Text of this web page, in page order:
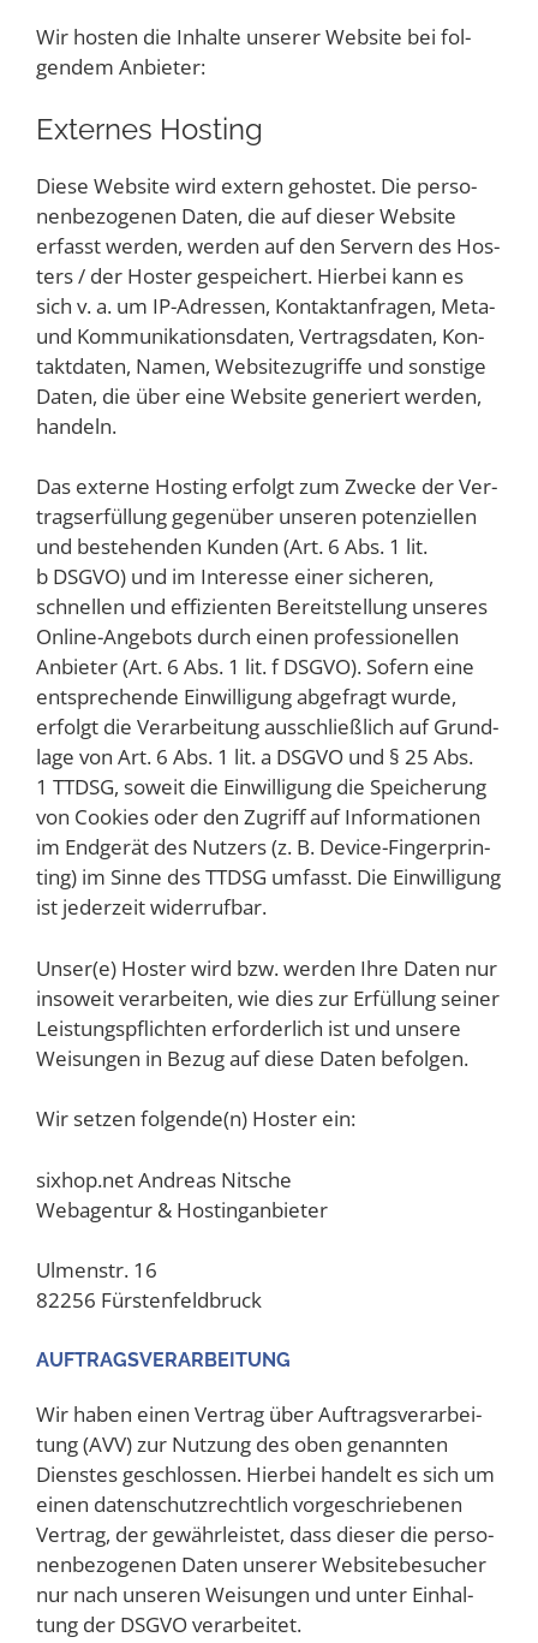
Wir hos­ten die Inhal­te unse­rer Web­site bei fol­
gen­dem Anbieter:
Exter­nes Hosting
Die­se Web­site wird extern gehos­tet. Die per­so­
nen­be­zo­ge­nen Daten, die auf die­ser Web­site
erfasst wer­den, wer­den auf den Ser­vern des Hos­
ters / der Hos­ter gespei­chert. Hier­bei kann es
sich v. a. um IP-Adres­sen, Kon­takt­an­fra­gen, Meta-
und Kom­mu­ni­ka­ti­ons­da­ten, Ver­trags­da­ten, Kon­
takt­da­ten, Namen, Web­site­zu­grif­fe und sons­ti­ge
Daten, die über eine Web­site gene­riert wer­den,
handeln.
Das exter­ne Hos­ting erfolgt zum Zwe­cke der Ver­
trags­er­fül­lung gegen­über unse­ren poten­zi­el­len
und bestehen­den Kun­den (Art. 6 Abs. 1 lit.
b DSGVO) und im Inter­es­se einer siche­ren,
schnel­len und effi­zi­en­ten Bereit­stel­lung unse­res
Online-Ange­bots durch einen pro­fes­sio­nel­len
Anbie­ter (Art. 6 Abs. 1 lit. f DSGVO). Sofern eine
ent­spre­chen­de Ein­wil­li­gung abge­fragt wur­de,
erfolgt die Ver­ar­bei­tung aus­schließ­lich auf Grund­
la­ge von Art. 6 Abs. 1 lit. a DSGVO und § 25 Abs.
1 TTDSG, soweit die Ein­wil­li­gung die Spei­che­rung
von Coo­kies oder den Zugriff auf Infor­ma­tio­nen
im End­ge­rät des Nut­zers (z. B. Device-Fin­ger­prin­
ting) im Sin­ne des TTDSG umfasst. Die Ein­wil­li­gung
ist jeder­zeit widerrufbar.
Unser(e) Hos­ter wird bzw. wer­den Ihre Daten nur
inso­weit ver­ar­bei­ten, wie dies zur Erfül­lung sei­ner
Leis­tungs­pflich­ten erfor­der­lich ist und unse­re
Wei­sun­gen in Bezug auf die­se Daten befolgen.
Wir set­zen folgende(n) Hos­ter ein:
six​hop​.net Andre­as Nitsche
Web­agen­tur & Hostinganbieter
Ulmen­str. 16
82256 Fürstenfeldbruck
AUF­TRAGS­VER­AR­BEI­TUNG
Wir haben einen Ver­trag über Auf­trags­ver­ar­bei­
tung (AVV) zur Nut­zung des oben genann­ten
Diens­tes geschlos­sen. Hier­bei han­delt es sich um
einen daten­schutz­recht­lich vor­ge­schrie­be­nen
Ver­trag, der gewähr­leis­tet, dass die­ser die per­so­
nen­be­zo­ge­nen Daten unse­rer Web­site­be­su­cher
nur nach unse­ren Wei­sun­gen und unter Ein­hal­
tung der DSGVO verarbeitet.